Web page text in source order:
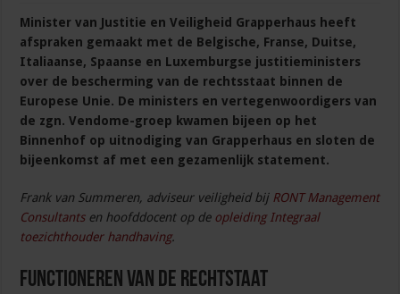
Minister van Justitie en Veiligheid Grapperhaus heeft
afspraken gemaakt met de Belgische, Franse, Duitse,
Italiaanse, Spaanse en Luxemburgse justitieministers
over de bescherming van de rechtsstaat binnen de
Europese Unie. De ministers en vertegenwoordigers van
de zgn. Vendome-groep kwamen bijeen op het
Binnenhof op uitnodiging van Grapperhaus en sloten de
bijeenkomst af met een gezamenlijk statement.
Frank van Summeren, adviseur veiligheid bij RONT Management
Consultantsen hoofddocent op de opleiding Integraal
toezichthouder handhaving.
Functioneren van de rechtstaat